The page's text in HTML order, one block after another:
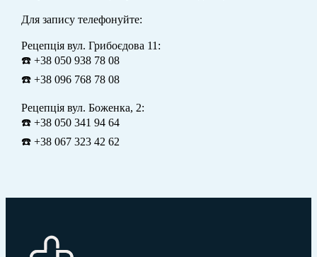
Для запису телефонуйте:
Рецепція вул. Грибоєдова 11:
☎️ +38 050 938 78 08
☎️ +38 096 768 78 08
Рецепція вул. Боженка, 2:
☎️ +38 050 341 94 64
☎️ +38 067 323 42 62